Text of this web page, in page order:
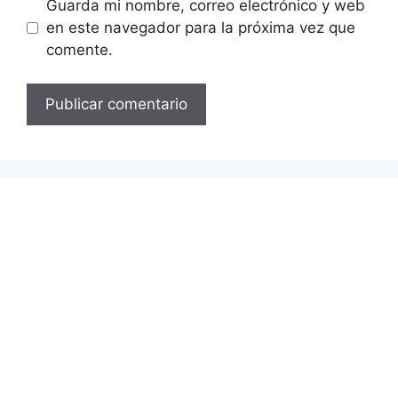
Guarda mi nombre, correo electrónico y web
en este navegador para la próxima vez que
comente.